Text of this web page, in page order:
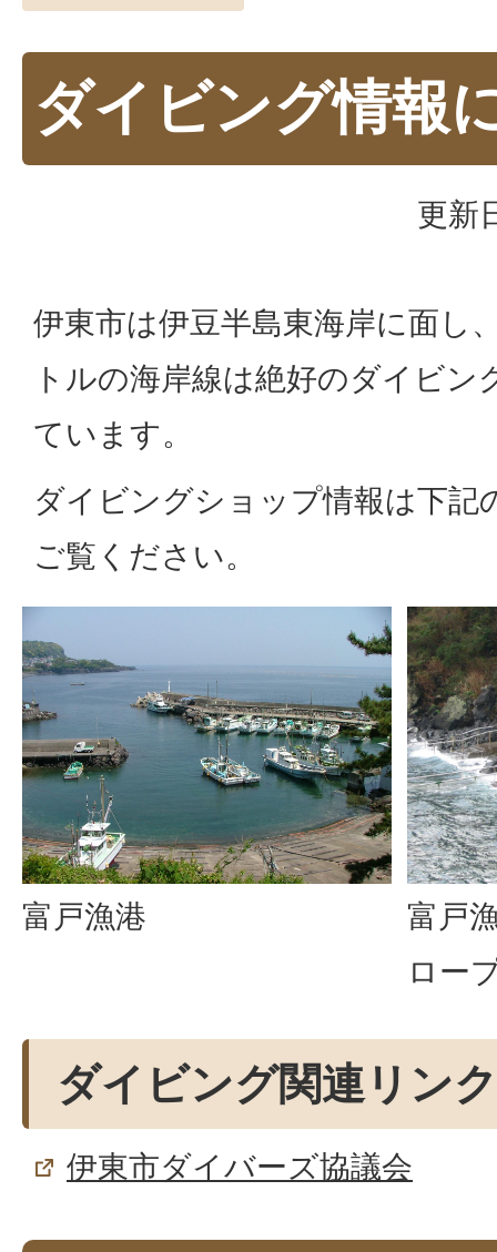
ダイビング情報
更新
伊東市は伊豆半島東海岸に面し
トルの海岸線は絶好のダイビン
ています。
ダイビングショップ情報は下記
ご覧ください。
富戸漁港
富戸
ロー
ダイビング関連リンク
伊東市ダイバーズ協議会